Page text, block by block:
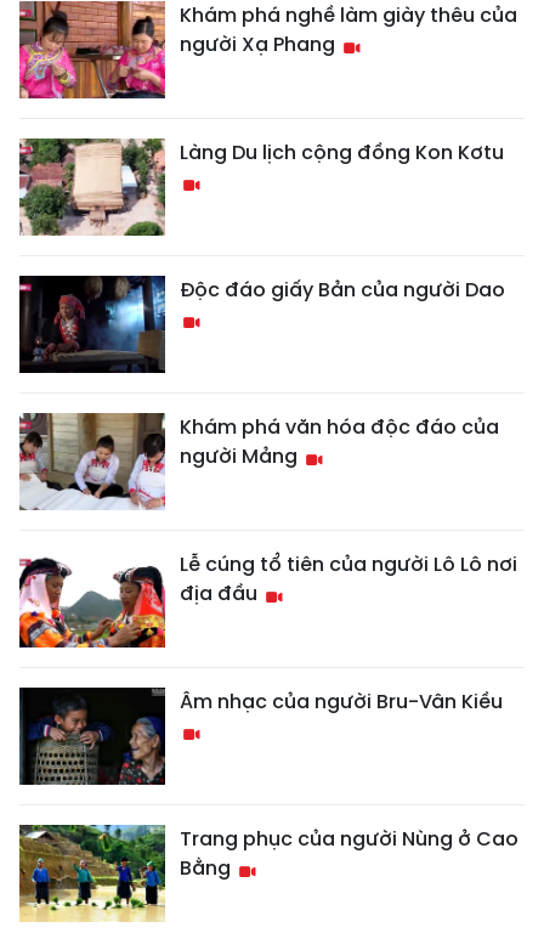
Khám phá nghề làm giày thêu của
người Xạ Phang
Làng Du lịch cộng đồng Kon Kơtu
Độc đáo giấy Bản của người Dao
Khám phá văn hóa độc đáo của
người Mảng
Lễ cúng tổ tiên của người Lô Lô nơi
địa đầu
Âm nhạc của người Bru-Vân Kiều
Trang phục của người Nùng ở Cao
Bằng